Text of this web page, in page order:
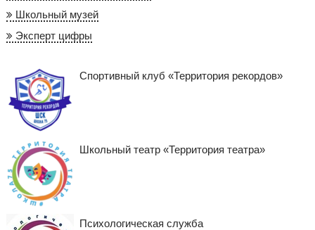
Школьный музей
Эксперт цифры
Спортивный клуб «Территория рекордов»
Школьный театр «Территория театра»
Психологическая служба